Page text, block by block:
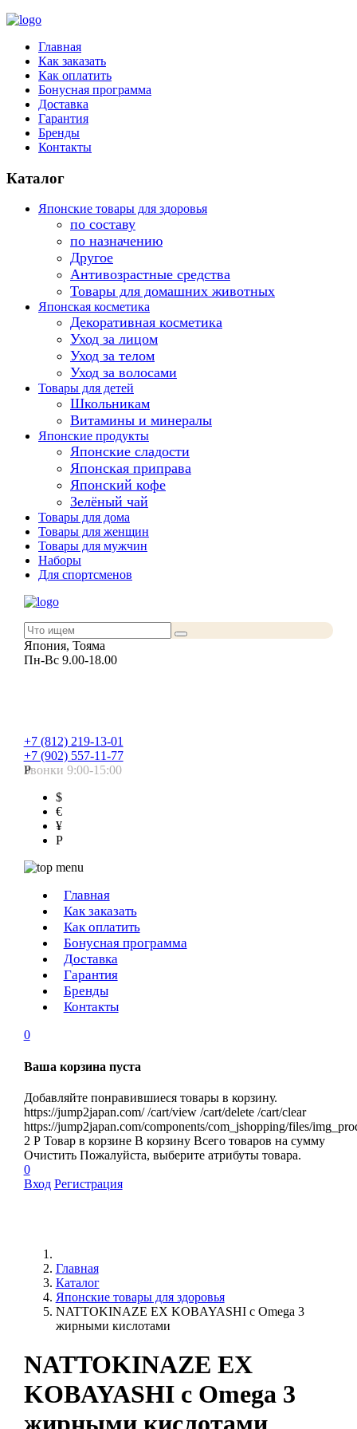
Главная
Как заказать
Как оплатить
Бонусная программа
Доставка
Гарантия
Бренды
Контакты
Каталог
Японские товары для здоровья
по составу
по назначению
Другое
Антивозрастные средства
Товары для домашних животных
Японская косметика
Декоративная косметика
Уход за лицом
Уход за телом
Уход за волосами
Товары для детей
Школьникам
Витамины и минералы
Японские продукты
Японские сладости
Японская приправа
Японский кофе
Зелёный чай
Товары для дома
Товары для женщин
Товары для мужчин
Наборы
Для спортсменов
Япония, Тояма
Пн-Вс 9.00-18.00
+7 (812) 219-13-01
+7 (902) 557-11-77
Звонки 9:00-15:00
Р
$
€
¥
Р
Главная
Как заказать
Как оплатить
Бонусная программа
Доставка
Гарантия
Бренды
Контакты
0
Ваша корзина пуста
Добавляйте понравившиеся товары в корзину.
https://jump2japan.com/ /cart/view /cart/delete /cart/clear
https://jump2japan.com/components/com_jshopping/files/
2 Р Товар в корзине В корзину Всего товаров на сумму
Очистить Пожалуйста, выберите атрибуты товара.
0
Вход Регистрация
Главная
Каталог
Японские товары для здоровья
NATTOKINAZE EX KOBAYASHI c Omega 3
жирными кислотами
NATTOKINAZE EX
KOBAYASHI c Omega 3